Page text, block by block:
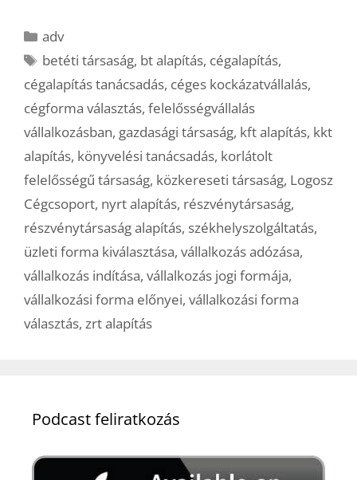
Kategória
adv
Címkék
betéti társaság, bt alapítás, cégalapítás,
cégalapítás tanácsadás, céges kockázatvállalás,
cégforma választás, felelősségvállalás
vállalkozásban, gazdasági társaság, kft alapítás, kkt
alapítás, könyvelési tanácsadás, korlátolt
felelősségű társaság, közkereseti társaság, Logosz
Cégcsoport, nyrt alapítás, részvénytársaság,
részvénytársaság alapítás, székhelyszolgáltatás,
üzleti forma kiválasztása, vállalkozás adózása,
vállalkozás indítása, vállalkozás jogi formája,
vállalkozási forma előnyei, vállalkozási forma
választás, zrt alapítás
Podcast feliratkozás